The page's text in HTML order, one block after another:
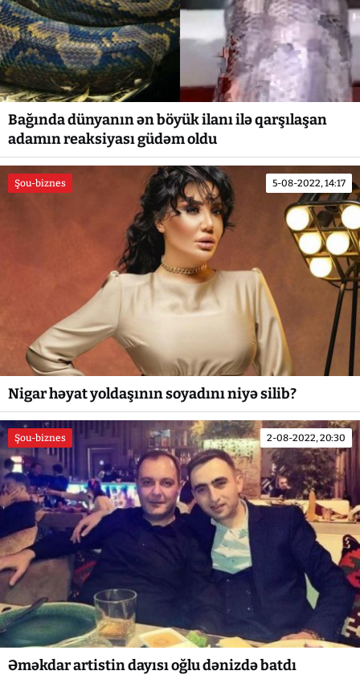
Bağında dünyanın ən böyük ilanı ilə qarşılaşan
adamın reaksiyası güdəm oldu
Şou-biznes 5-08-2022, 14:17
Nigar həyat yoldaşının soyadını niyə silib?
Şou-biznes 2-08-2022, 20:30
Əməkdar artistin dayısı oğlu dənizdə batdı